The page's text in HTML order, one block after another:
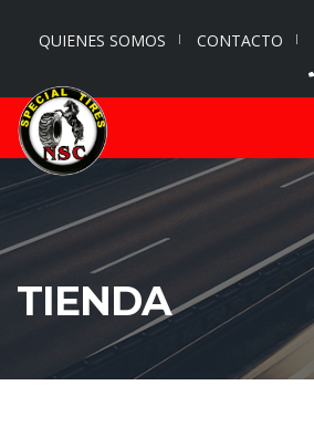
QUIENES SOMOS CONTACTO
TIENDA